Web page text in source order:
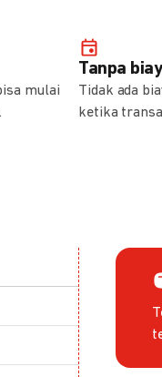
mulai
Tanpa
Tidak ada
ketika